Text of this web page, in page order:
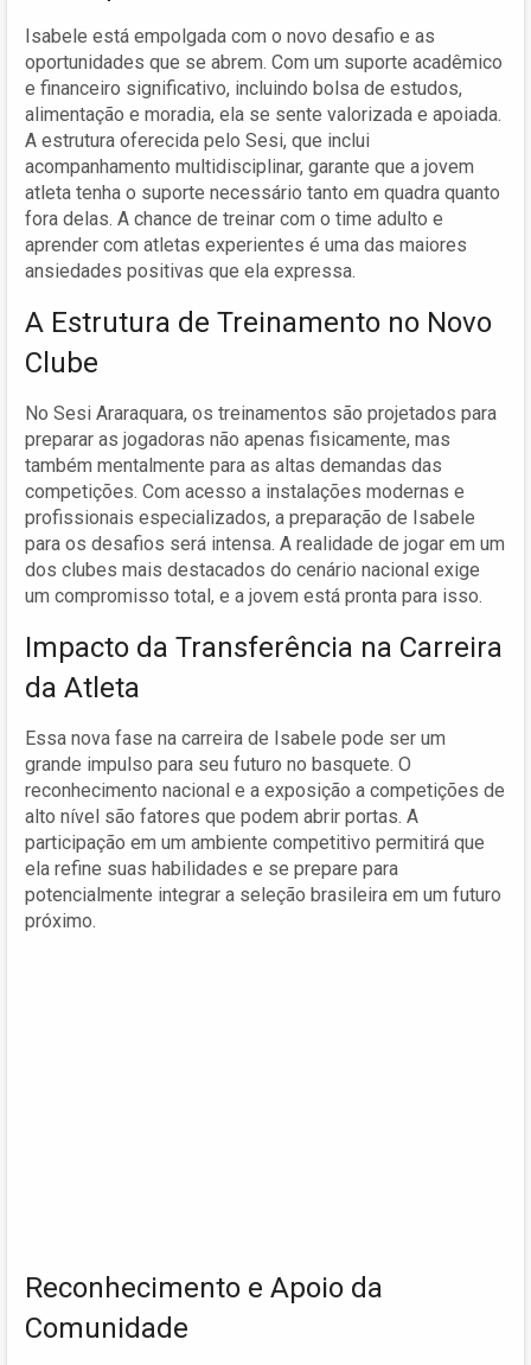
Isabele está empolgada com o novo desafio e as
oportunidades que se abrem. Com um suporte acadêmico
e financeiro significativo, incluindo bolsa de estudos,
alimentação e moradia, ela se sente valorizada e apoiada.
A estrutura oferecida pelo Sesi, que inclui
acompanhamento multidisciplinar, garante que a jovem
atleta tenha o suporte necessário tanto em quadra quanto
fora delas. A chance de treinar com o time adulto e
aprender com atletas experientes é uma das maiores
ansiedades positivas que ela expressa.
A Estrutura de Treinamento no Novo
Clube
No Sesi Araraquara, os treinamentos são projetados para
preparar as jogadoras não apenas fisicamente, mas
também mentalmente para as altas demandas das
competições. Com acesso a instalações modernas e
profissionais especializados, a preparação de Isabele
para os desafios será intensa. A realidade de jogar em um
dos clubes mais destacados do cenário nacional exige
um compromisso total, e a jovem está pronta para isso.
Impacto da Transferência na Carreira
da Atleta
Essa nova fase na carreira de Isabele pode ser um
grande impulso para seu futuro no basquete. O
reconhecimento nacional e a exposição a competições de
alto nível são fatores que podem abrir portas. A
participação em um ambiente competitivo permitirá que
ela refine suas habilidades e se prepare para
potencialmente integrar a seleção brasileira em um futuro
próximo.
Reconhecimento e Apoio da
Comunidade